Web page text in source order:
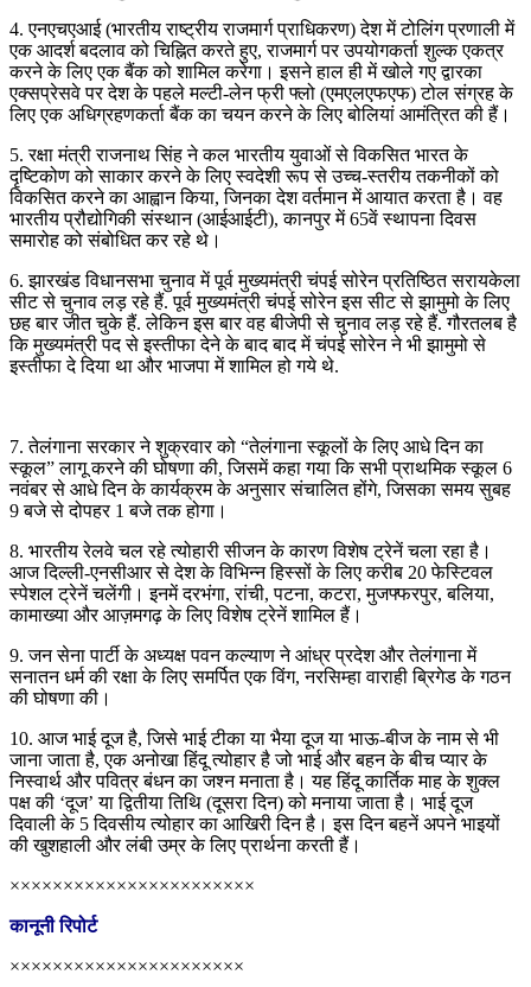
4. एनएचएआई (भारतीय राष्ट्रीय राजमार्ग प्राधिकरण) देश में टोलिंग प्रणाली में
एक आदर्श बदलाव को चिह्नित करते हुए, राजमार्ग पर उपयोगकर्ता शुल्क एकत्र
करने के लिए एक बैंक को शामिल करेगा। इसने हाल ही में खोले गए द्वारका
एक्सप्रेसवे पर देश के पहले मल्टी-लेन फ्री फ्लो (एमएलएफएफ) टोल संग्रह के
लिए एक अधिग्रहणकर्ता बैंक का चयन करने के लिए बोलियां आमंत्रित की हैं।
5. रक्षा मंत्री राजनाथ सिंह ने कल भारतीय युवाओं से विकसित भारत के
दृष्टिकोण को साकार करने के लिए स्वदेशी रूप से उच्च-स्तरीय तकनीकों को
विकसित करने का आह्वान किया, जिनका देश वर्तमान में आयात करता है। वह
भारतीय प्रौद्योगिकी संस्थान (आईआईटी), कानपुर में 65वें स्थापना दिवस
समारोह को संबोधित कर रहे थे।
6. झारखंड विधानसभा चुनाव में पूर्व मुख्यमंत्री चंपई सोरेन प्रतिष्ठित सरायकेला
सीट से चुनाव लड़ रहे हैं. पूर्व मुख्यमंत्री चंपई सोरेन इस सीट से झामुमो के लिए
छह बार जीत चुके हैं. लेकिन इस बार वह बीजेपी से चुनाव लड़ रहे हैं. गौरतलब है
कि मुख्यमंत्री पद से इस्तीफा देने के बाद बाद में चंपई सोरेन ने भी झामुमो से
इस्तीफा दे दिया था और भाजपा में शामिल हो गये थे.
7. तेलंगाना सरकार ने शुक्रवार को “तेलंगाना स्कूलों के लिए आधे दिन का
स्कूल” लागू करने की घोषणा की, जिसमें कहा गया कि सभी प्राथमिक स्कूल 6
नवंबर से आधे दिन के कार्यक्रम के अनुसार संचालित होंगे, जिसका समय सुबह
9 बजे से दोपहर 1 बजे तक होगा।
8. भारतीय रेलवे चल रहे त्योहारी सीजन के कारण विशेष ट्रेनें चला रहा है।
आज दिल्ली-एनसीआर से देश के विभिन्न हिस्सों के लिए करीब 20 फेस्टिवल
स्पेशल ट्रेनें चलेंगी। इनमें दरभंगा, रांची, पटना, कटरा, मुजफ्फरपुर, बलिया,
कामाख्या और आज़मगढ़ के लिए विशेष ट्रेनें शामिल हैं।
9. जन सेना पार्टी के अध्यक्ष पवन कल्याण ने आंध्र प्रदेश और तेलंगाना में
सनातन धर्म की रक्षा के लिए समर्पित एक विंग, नरसिम्हा वाराही ब्रिगेड के गठन
की घोषणा की।
10. आज भाई दूज है, जिसे भाई टीका या भैया दूज या भाऊ-बीज के नाम से भी
जाना जाता है, एक अनोखा हिंदू त्योहार है जो भाई और बहन के बीच प्यार के
निस्वार्थ और पवित्र बंधन का जश्न मनाता है। यह हिंदू कार्तिक माह के शुक्ल
पक्ष की ‘दूज’ या द्वितीया तिथि (दूसरा दिन) को मनाया जाता है। भाई दूज
दिवाली के 5 दिवसीय त्योहार का आखिरी दिन है। इस दिन बहनें अपने भाइयों
की खुशहाली और लंबी उम्र के लिए प्रार्थना करती हैं।
×××××××××××××××××××××××
कानूनी रिपोर्ट
××××××××××××××××××××××